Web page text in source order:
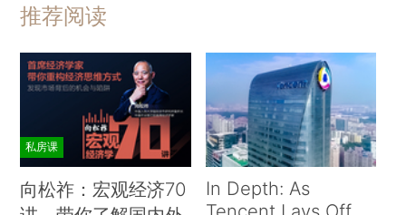
推荐阅读
私房课
向松祚：宏观经济70
In Depth: As